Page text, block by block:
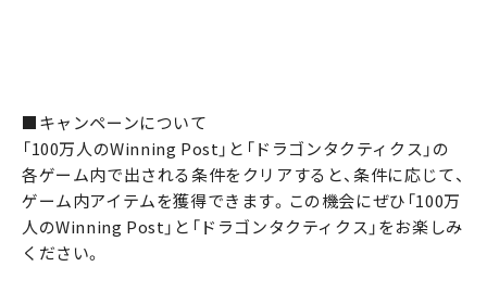
■キャンペーンについて
「100万人のWinning Post」と「ドラゴンタクティクス」の
各ゲーム内で出される条件をクリアすると、条件に応じて、
ゲーム内アイテムを獲得できます。この機会にぜひ「100万
人のWinning Post」と「ドラゴンタクティクス」をお楽しみ
ください。